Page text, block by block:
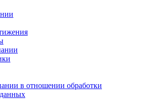
в отношении обработки